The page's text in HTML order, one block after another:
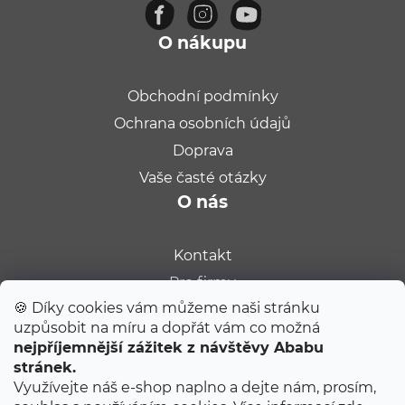
🍪 Díky cookies vám můžeme naši stránku
uzpůsobit na míru a dopřát vám co možná
nejpříjemnější zážitek z návštěvy Ababu
stránek.
Využívejte náš e-shop naplno a dejte nám, prosím,
O nákupu
Obchodní podmínky
Ochrana osobních údajů
Doprava
Vaše časté otázky
O nás
Kontakt
Pro firmy
Velkoobchod
Kariéra
Populární na blogu
POUKAZ 100 Kč
Přihlaste se k odběruAbabu dopisů